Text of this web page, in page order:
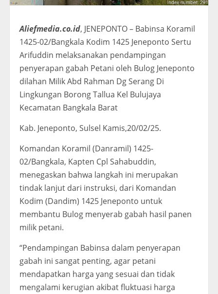
Aliefmedia.co.id, JENEPONTO – Babinsa Koramil
1425-02/Bangkala Kodim 1425 Jeneponto Sertu
Arifuddin melaksanakan pendampingan
penyerapan gabah Petani oleh Bulog Jeneponto
dilahan Milik Abd Rahman Dg Serang Di
Lingkungan Borong Tallua Kel Bulujaya
Kecamatan Bangkala Barat
Kab. Jeneponto, Sulsel Kamis,20/02/25.
Komandan Koramil (Danramil) 1425-
02/Bangkala, Kapten Cpl Sahabuddin,
menegaskan bahwa langkah ini merupakan
tindak lanjut dari instruksi, dari Komandan
Kodim (Dandim) 1425 Jeneponto untuk
membantu Bulog menyerab gabah hasil panen
milik petani.
“Pendampingan Babinsa dalam penyerapan
gabah ini sangat penting, agar petani
mendapatkan harga yang sesuai dan tidak
mengalami kerugian akibat fluktuasi harga